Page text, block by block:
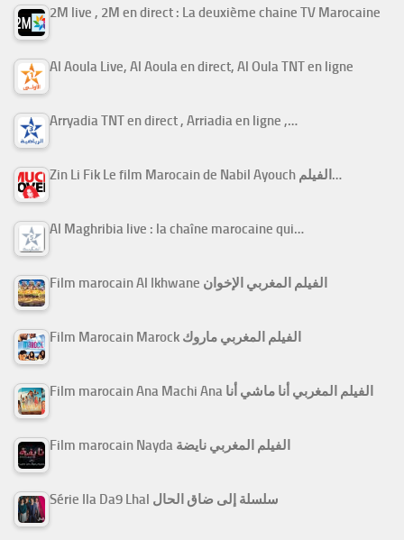
2M live , 2M en direct : La deuxième chaine TV Marocaine
Al Aoula Live, Al Aoula en direct, Al Oula TNT en ligne
Arryadia TNT en direct , Arriadia en ligne ,…
Zin Li Fik Le film Marocain de Nabil Ayouch الفيلم…
Al Maghribia live : la chaîne marocaine qui…
Film marocain Al Ikhwane الفيلم المغربي الإخوان
Film Marocain Marock الفيلم المغربي ماروك
Film marocain Ana Machi Ana الفيلم المغربي أنا ماشي أنا
Film marocain Nayda الفيلم المغربي نايضة
Série Ila Da9 Lhal سلسلة إلى ضاق الحال